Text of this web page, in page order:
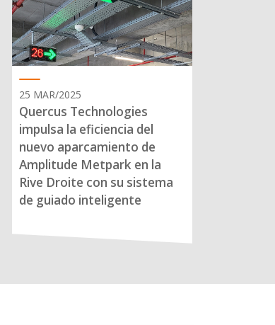
25 MAR/2025
Quercus Technologies
impulsa la eficiencia del
nuevo aparcamiento de
Amplitude Metpark en la
Rive Droite con su sistema
de guiado inteligente